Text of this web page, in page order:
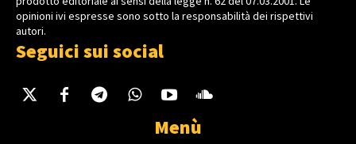
opinioni ivi espresse sono sotto la responsabilità dei rispettivi
autori.
Seguici sui social
Menù